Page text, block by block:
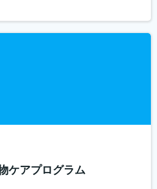
ケアプログラム